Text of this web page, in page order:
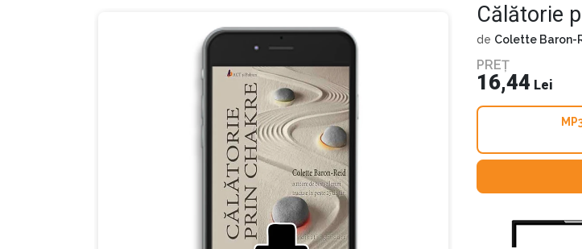
Călătorie
de Colette Baron-
PREȚ
16,44 Lei